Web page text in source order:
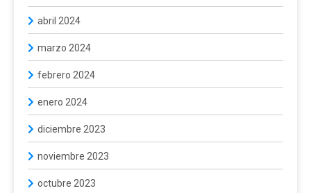
abril 2024
marzo 2024
febrero 2024
enero 2024
diciembre 2023
noviembre 2023
octubre 2023